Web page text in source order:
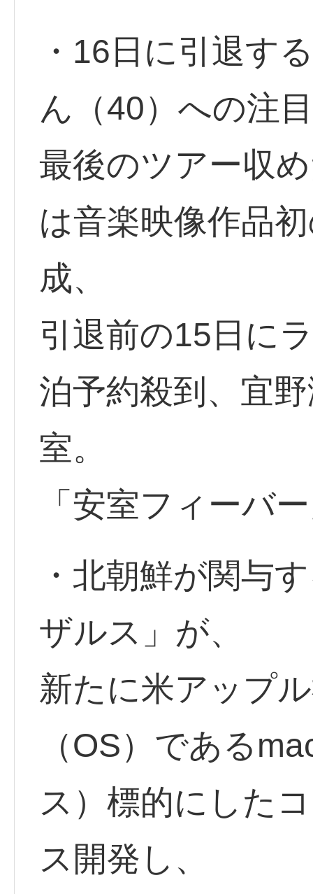
・16日に引退す
ん（40）への注
最後のツアー収
は音楽映像作品
成、
引退前の15日に
泊予約殺到、宜
室。
「安室フィーバ
・北朝鮮が関与
ザルス」が、
新たに米アップ
（OS）である
ス）標的にした
ス開発し、